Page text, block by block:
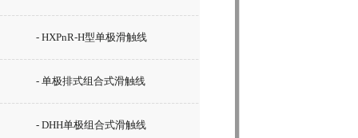
- HXPnR-H型单极滑触线
- 单极排式组合式滑触线
- DHH单极组合式滑触线